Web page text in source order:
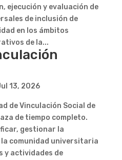
ejecución y evaluación de
de inclusión de
en los ámbitos
de la...
13, 2026
de Vinculación Social de
de tiempo completo.
gestionar la
comunidad universitaria
y actividades de